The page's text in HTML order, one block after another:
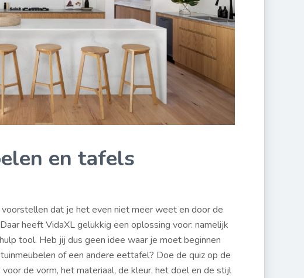
en tafels
dat je het even niet meer weet en door de
heeft VidaXL gelukkig een oplossing voor: namelijk
tool. Heb jij dus geen idee waar je moet beginnen
of een andere eettafel? Doe de quiz op de
de vorm, het materiaal, de kleur, het doel en de stijl